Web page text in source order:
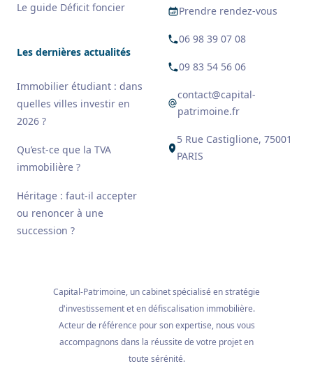
Le guide Déficit foncier
Les dernières actualités
Immobilier étudiant : dans
quelles villes investir en
2026 ?
Qu’est-ce que la TVA
immobilière ?
Héritage : faut-il accepter
ou renoncer à une
succession ?
Prendre rendez-vous
06 98 39 07 08
09 83 54 56 06
contact@capital-
patrimoine.fr
5 Rue Castiglione, 75001
PARIS
Capital-Patrimoine, un cabinet spécialisé en stratégie
d'investissement et en défiscalisation immobilière.
Acteur de référence pour son expertise, nous vous
accompagnons dans la réussite de votre projet en
toute sérénité.